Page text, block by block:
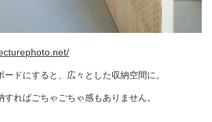
ドにすると、広々とした収納空間に。
ればごちゃごちゃ感もありません。